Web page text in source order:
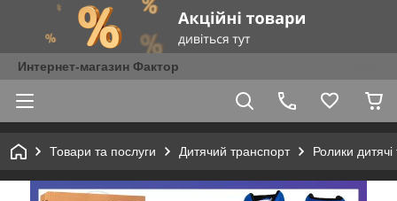
Интернет-магазин Фактор
Товари та послуги Дитячий транспорт Ролики дитячі